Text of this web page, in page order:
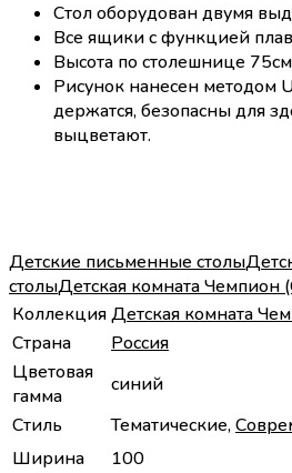
Стол оборудован двумя
Все ящики с функцией
Высота по столешнице
Рисунок нанесен методом
держатся, безопасны для
выцветают.
Детские письменные столы
столыДетская комната Чемпион
КоллекцияДетская комната
Страна
Россия
Цветовая
гамма
синий
Стиль
Тематические,
Ширина
100